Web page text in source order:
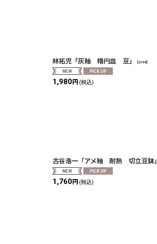
林拓児「灰釉 楕円皿 豆」 3194]
1,980円 (税込)
古谷浩一「アメ釉 耐熱 切立豆鉢」
1,760円 (税込)